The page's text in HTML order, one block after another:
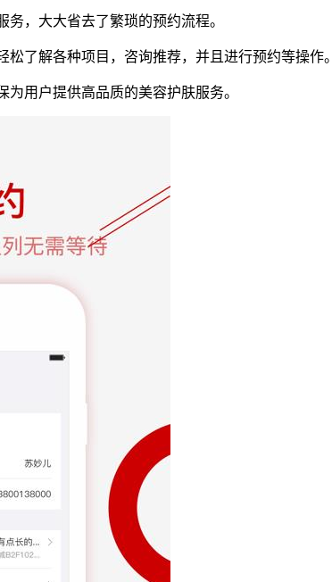
，大大省去了繁琐的预约流程。
了解各种项目，咨询推荐，并且进行预约等操作。
用户提供高品质的美容护肤服务。